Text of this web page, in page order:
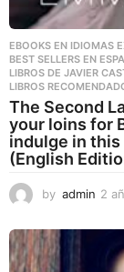
EBOOKS EN IDIOMAS
BEST SELLERS EN
LIBROS DE JAVIER
LIBROS
The Second
your loins for
indulge in this
(English
by admin 2